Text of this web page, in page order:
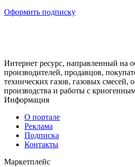
Оформить подписку
Интернет ресурс, направленный на
производителей, продавцов,
технических газов, газовых смесей,
производства и работы с
Информация
О портале
Реклама
Подписка
Контакты
Маркетплейс